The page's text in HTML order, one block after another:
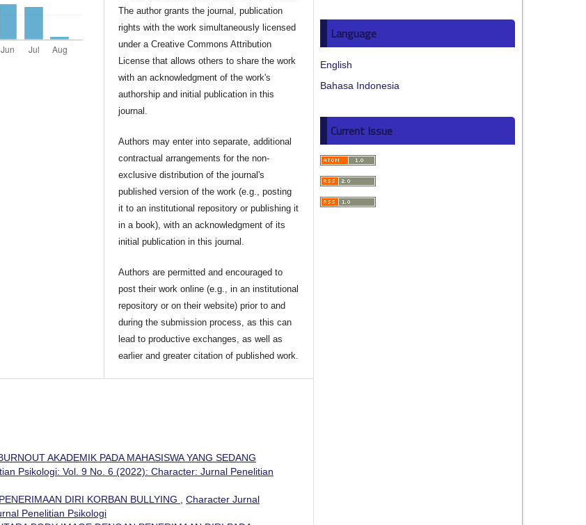
The author grants the journal, publication
rights with the work simultaneously licensed
under a Creative Commons Attribution
License that allows others to share the work
with an acknowledgment of the work's
authorship and initial publication in this
journal.
Authors may enter into separate, additional
contractual arrangements for the non-
exclusive distribution of the journal's
published version of the work (e.g., posting
it to an institutional repository or publishing it
in a book), with an acknowledgment of its
initial publication in this journal.
Authors are permitted and encouraged to
post their work online (e.g., in an institutional
repository or on their website) prior to and
during the submission process, as this can
lead to productive exchanges, as well as
earlier and greater citation of published work.
AKADEMIK PADA MAHASISWA YANG SEDANG
Psikologi: Vol. 9 No. 6 (2022): Character: Jurnal Penelitian
DIRI KORBAN BULLYING
Character Jurnal
Penelitian Psikologi
Language
English
Bahasa Indonesia
Current Issue